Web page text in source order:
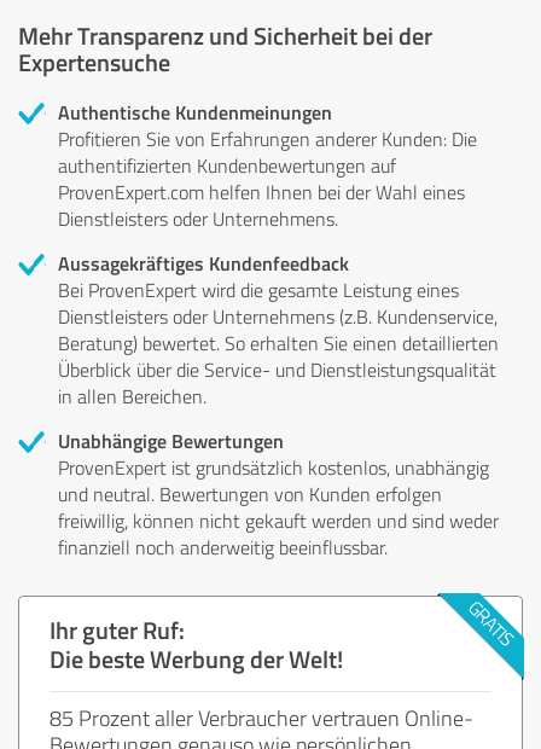
Mehr Transparenz und Sicherheit bei der
Expertensuche
Authentische Kundenmeinungen
Profitieren Sie von Erfahrungen anderer Kunden: Die
authentifizierten Kundenbewertungen auf
ProvenExpert.com helfen Ihnen bei der Wahl eines
Dienstleisters oder Unternehmens.
Aussagekräftiges Kundenfeedback
Bei ProvenExpert wird die gesamte Leistung eines
Dienstleisters oder Unternehmens (z.B. Kundenservice,
Beratung) bewertet. So erhalten Sie einen detaillierten
Überblick über die Service- und Dienstleistungsqualität
in allen Bereichen.
Unabhängige Bewertungen
ProvenExpert ist grundsätzlich kostenlos, unabhängig
und neutral. Bewertungen von Kunden erfolgen
freiwillig, können nicht gekauft werden und sind weder
finanziell noch anderweitig beeinflussbar.
Ihr guter Ruf:
Die beste Werbung der Welt!
85 Prozent aller Verbraucher vertrauen Online-